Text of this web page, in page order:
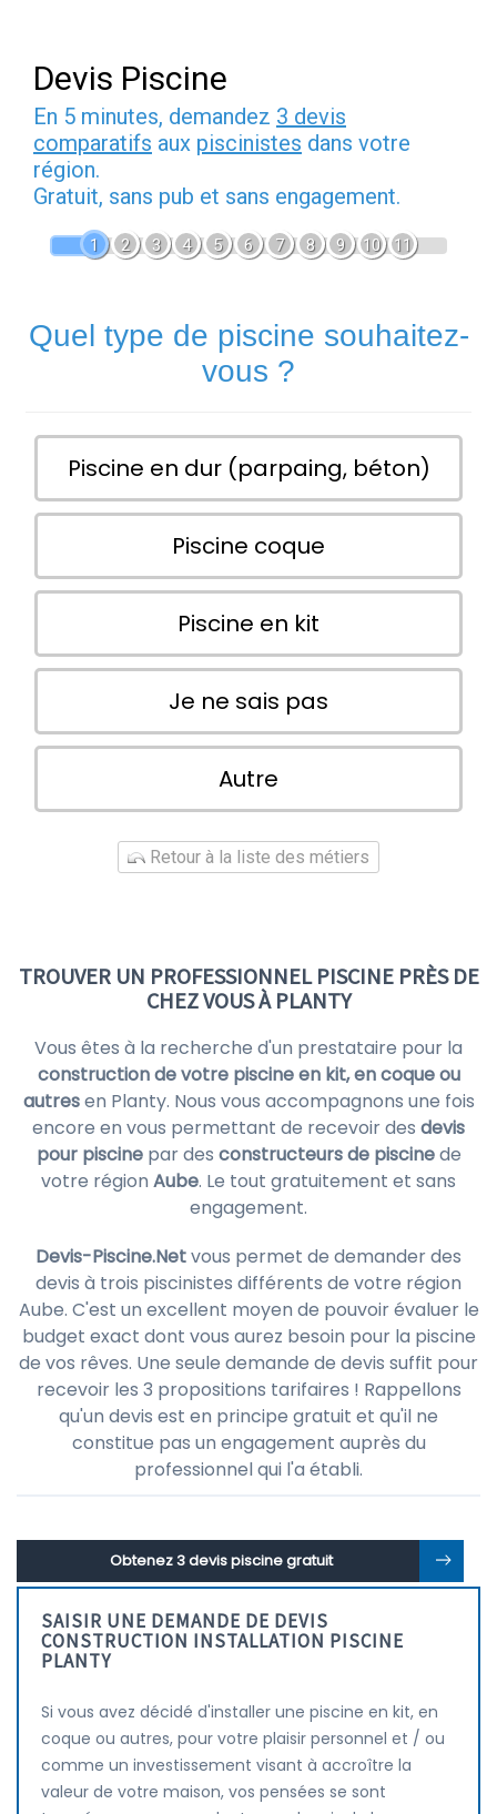
Devis Piscine
En 5 minutes, demandez 3 devis
comparatifs aux piscinistes dans votre
région.
Gratuit, sans pub et sans engagement.
1 2 3 4 5 6 7 8 9 10 11
Quel type de piscine souhaitez-
vous ?
Piscine en dur (parpaing, béton)
Piscine coque
Piscine en kit
Je ne sais pas
Autre
Retour à la liste des métiers
TROUVER UN PROFESSIONNEL PISCINE PRÈS DE
CHEZ VOUS À PLANTY
Vous êtes à la recherche d'un prestataire pour la
construction de votre piscine en kit, en coque ou
autresen Planty. Nous vous accompagnons une fois
encore en vous permettant de recevoir des devis
pour piscinepar des constructeurs de piscinede
votre région Aube. Le tout gratuitement et sans
engagement.
Devis-Piscine.Netvous permet de demander des
devis à trois piscinistes différents de votre région
Aube. C'est un excellent moyen de pouvoir évaluer le
budget exact dont vous aurez besoin pour la piscine
de vos rêves. Une seule demande de devis suffit pour
recevoir les 3 propositions tarifaires ! Rappellons
qu'un devis est en principe gratuit et qu'il ne
constitue pas un engagement auprès du
professionnel qui l'a établi.
Obtenez 3 devis piscine gratuit
SAISIR UNE DEMANDE DE DEVIS
CONSTRUCTION INSTALLATION PISCINE
PLANTY
Si vous avez décidé d'installer une piscine en kit, en
coque ou autres, pour votre plaisir personnel et / ou
comme un investissement visant à accroître la
valeur de votre maison, vos pensées se sont